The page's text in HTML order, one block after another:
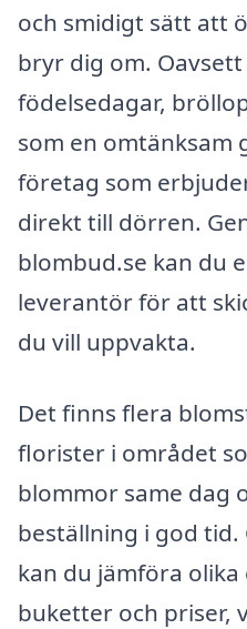
och smidigt sätt att
bryr dig om.
födelsedagar,
som en omtänksam
företag som
direkt till dörren.
blombud.se kan du
leverantör för att
du vill uppvakta.
Det finns flera
florister i området
blommor same dag
beställning i god
kan du jämföra
buketter och priser,